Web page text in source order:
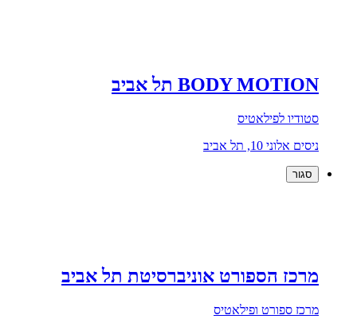
BODY MOTION תל אביב
סטודיו לפילאטיס
ניסים אלוני 10, תל אביב
סגור
מרכז הספורט אוניברסיטת תל אביב
מרכז ספורט ופילאטיס